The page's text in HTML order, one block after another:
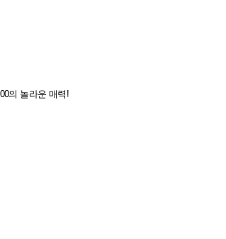
의 놀라운 매력!